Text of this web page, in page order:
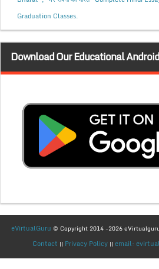
Graduation Classes.
Download Our Educational
eVirtualGuru © Copyright 2014 -2026
Contact || Privacy Policy|| email: